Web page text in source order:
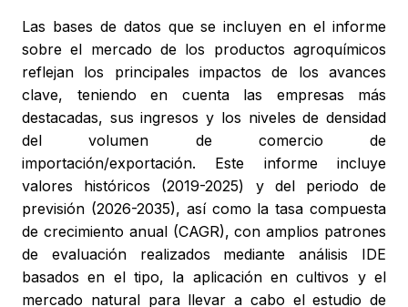
Las bases de datos que se incluyen en el informe
sobre el mercado de los productos agroquímicos
reflejan los principales impactos de los avances
clave, teniendo en cuenta las empresas más
destacadas, sus ingresos y los niveles de densidad
del volumen de comercio de
importación/exportación. Este informe incluye
valores históricos (2019-2025) y del periodo de
previsión (2026-2035), así como la tasa compuesta
de crecimiento anual (CAGR), con amplios patrones
de evaluación realizados mediante análisis IDE
basados en el tipo, la aplicación en cultivos y el
mercado natural para llevar a cabo el estudio de